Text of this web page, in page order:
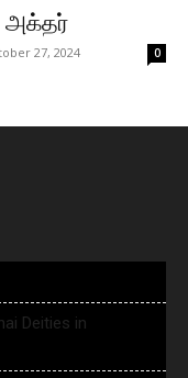
அக்தர்
27, 2024 0
Deities in